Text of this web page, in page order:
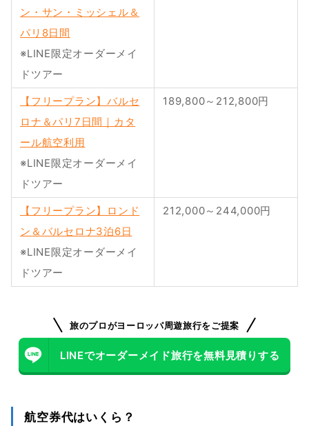
ン・サン・ミッシェル＆
パリ8日間
※LINE限定オーダーメイ
ドツアー
【フリープラン】バルセ
ロナ＆パリ7日間｜カタ
ール航空利用
※LINE限定オーダーメイ
ドツアー
189,800～212,800円
【フリープラン】ロンド
ン＆バルセロナ3泊6日
※LINE限定オーダーメイ
ドツアー
212,000～244,000円
旅のプロがヨーロッパ周遊旅行をご提案
LINEでオーダーメイド旅行を無料見積りする
航空券代はいくら？